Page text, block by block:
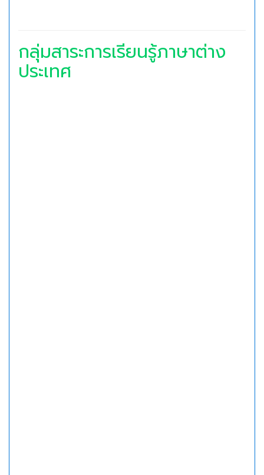
กลุ่มสาระการเรียนรู้ภาษาต่าง
ประเทศ